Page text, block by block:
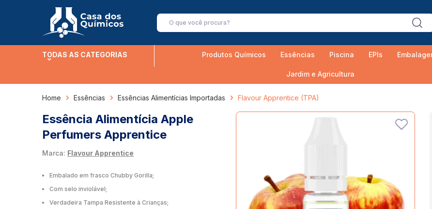
TODAS AS CATEGORIAS Produtos Químicos Essências Piscina EPIs
Jardim e Agricultura
Home Essências Essências Alimentícias Importadas Flavour Apprentice (TPA)
Essência Alimentícia Apple
Perfumers Apprentice
Marca: Flavour Apprentice
Embalado em frasco Chubby Gorilla;
Com selo inviolável;
Verdadeira Tampa Resistente à Crianças;